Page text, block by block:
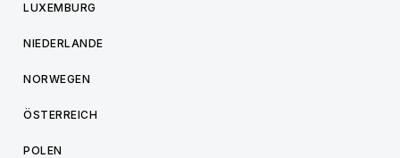
LUXEMBURG
NIEDERLANDE
NORWEGEN
ÖSTERREICH
POLEN